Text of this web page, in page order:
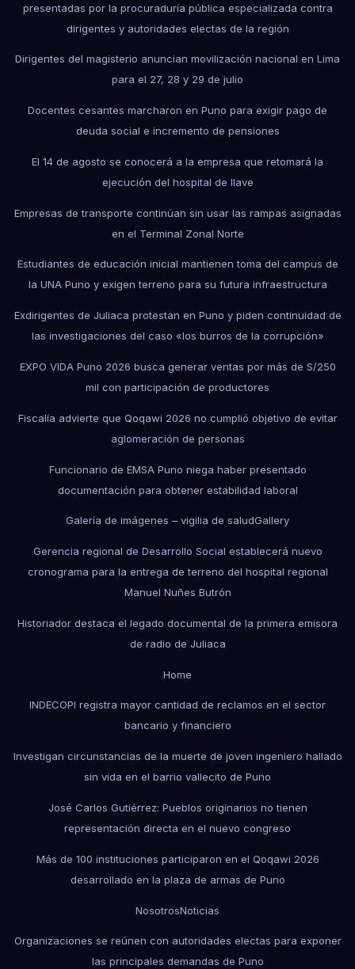
presentadas por la procuraduría pública especializada contra
dirigentes y autoridades electas de la región
Dirigentes del magisterio anuncian movilización nacional en Lima
para el 27, 28 y 29 de julio
Docentes cesantes marcharon en Puno para exigir pago de
deuda social e incremento de pensiones
El 14 de agosto se conocerá a la empresa que retomará la
ejecución del hospital de Ilave
Empresas de transporte continúan sin usar las rampas asignadas
en el Terminal Zonal Norte
Estudiantes de educación inicial mantienen toma del campus de
la UNA Puno y exigen terreno para su futura infraestructura
Exdirigentes de Juliaca protestan en Puno y piden continuidad de
las investigaciones del caso «los burros de la corrupción»
EXPO VIDA Puno 2026 busca generar ventas por más de S/250
mil con participación de productores
Fiscalía advierte que Qoqawi 2026 no cumplió objetivo de evitar
aglomeración de personas
Funcionario de EMSA Puno niega haber presentado
documentación para obtener estabilidad laboral
Galería de imágenes – vigilia de saludGallery
Gerencia regional de Desarrollo Social establecerá nuevo
cronograma para la entrega de terreno del hospital regional
Manuel Nuñes Butrón
Historiador destaca el legado documental de la primera emisora
de radio de Juliaca
Home
INDECOPI registra mayor cantidad de reclamos en el sector
bancario y financiero
Investigan circunstancias de la muerte de joven ingeniero hallado
sin vida en el barrio vallecito de Puno
José Carlos Gutiérrez: Pueblos originarios no tienen
representación directa en el nuevo congreso
Más de 100 instituciones participaron en el Qoqawi 2026
desarrollado en la plaza de armas de Puno
NosotrosNoticias
Organizaciones se reúnen con autoridades electas para exponer
las principales demandas de Puno